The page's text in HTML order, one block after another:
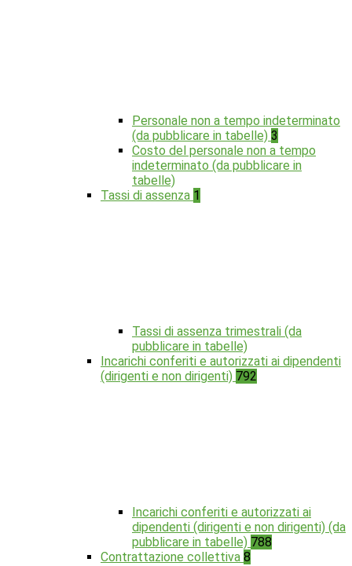
Personale non a tempo indeterminato
(da pubblicare in tabelle) 3
Costo del personale non a tempo
indeterminato (da pubblicare in
tabelle)
Tassi di assenza 1
Tassi di assenza trimestrali (da
pubblicare in tabelle)
Incarichi conferiti e autorizzati ai dipendenti
(dirigenti e non dirigenti) 792
Incarichi conferiti e autorizzati ai
dipendenti (dirigenti e non dirigenti) (da
pubblicare in tabelle) 788
Contrattazione collettiva 8